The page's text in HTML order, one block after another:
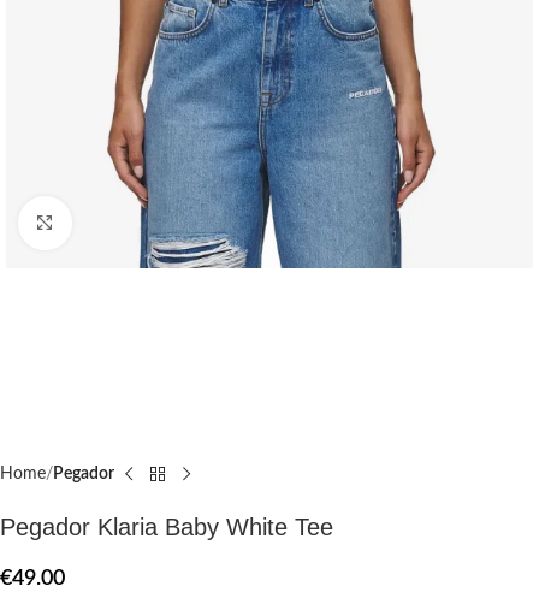
Click to enlarge
Home Pegador​
Pegador Klaria Baby White Tee
€49.00